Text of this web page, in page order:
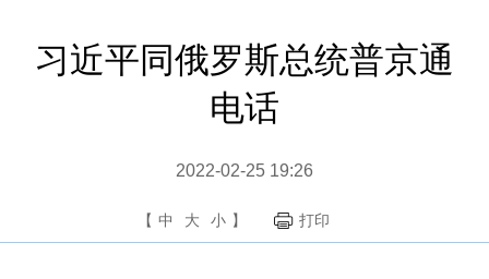
习近平同俄罗斯总统普京通
电话
2022-02-25 19:26
【 中 大 小 】 打印